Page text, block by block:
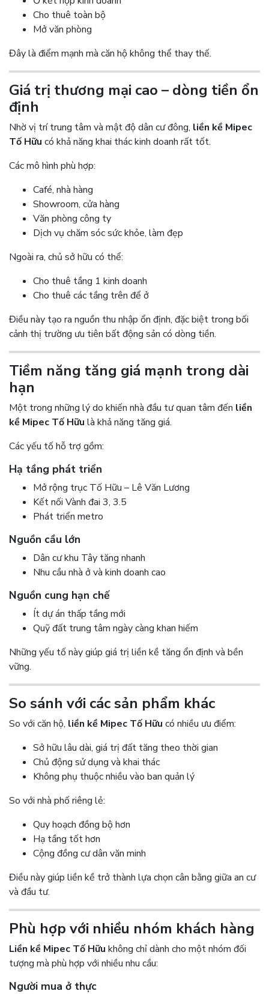
Cho thuê toàn bộ
Mở văn phòng
Đây là điểm mạnh mà căn hộ không thể thay thế.
Giá trị thương mại cao – dòng tiền ổn
định
Nhờ vị trí trung tâm và mật độ dân cư đông, liền kề Mipec
Tố Hữu có khả năng khai thác kinh doanh rất tốt.
Các mô hình phù hợp:
Café, nhà hàng
Showroom, cửa hàng
Văn phòng công ty
Dịch vụ chăm sóc sức khỏe, làm đẹp
Ngoài ra, chủ sở hữu có thể:
Cho thuê tầng 1 kinh doanh
Cho thuê các tầng trên để ở
Điều này tạo ra nguồn thu nhập ổn định, đặc biệt trong bối
cảnh thị trường ưu tiên bất động sản có dòng tiền.
Tiềm năng tăng giá mạnh trong dài
hạn
Một trong những lý do khiến nhà đầu tư quan tâm đến liền
kề Mipec Tố Hữu là khả năng tăng giá.
Các yếu tố hỗ trợ gồm:
Hạ tầng phát triển
Mở rộng trục Tố Hữu – Lê Văn Lương
Kết nối Vành đai 3, 3.5
Phát triển metro
Nguồn cầu lớn
Dân cư khu Tây tăng nhanh
Nhu cầu nhà ở và kinh doanh cao
Nguồn cung hạn chế
Ít dự án thấp tầng mới
Quỹ đất trung tâm ngày càng khan hiếm
Những yếu tố này giúp giá trị liền kề tăng ổn định và bền
vững.
So sánh với các sản phẩm khác
So với căn hộ, liền kề Mipec Tố Hữu có nhiều ưu điểm:
Sở hữu lâu dài, giá trị đất tăng theo thời gian
Chủ động sử dụng và khai thác
Không phụ thuộc nhiều vào ban quản lý
So với nhà phố riêng lẻ:
Quy hoạch đồng bộ hơn
Hạ tầng tốt hơn
Cộng đồng cư dân văn minh
Điều này giúp liền kề trở thành lựa chọn cân bằng giữa an cư
và đầu tư.
Phù hợp với nhiều nhóm khách hàng
Liền kề Mipec Tố Hữu không chỉ dành cho một nhóm đối
tượng mà phù hợp với nhiều nhu cầu:
Người mua ở thực